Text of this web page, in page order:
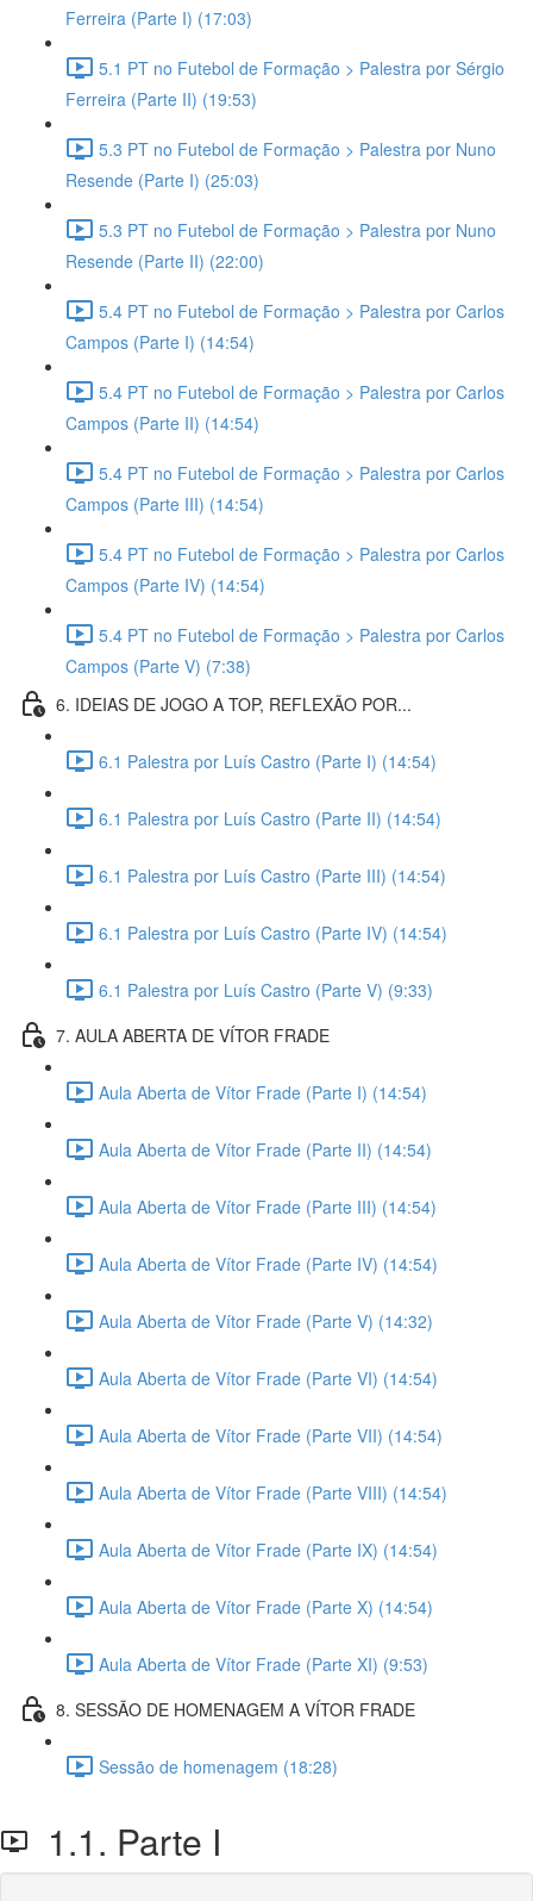
Ferreira (Parte I) (17:03)
5.1 PT no Futebol de Formação > Palestra por Sérgio
Ferreira (Parte II) (19:53)
5.3 PT no Futebol de Formação > Palestra por Nuno
Resende (Parte I) (25:03)
5.3 PT no Futebol de Formação > Palestra por Nuno
Resende (Parte II) (22:00)
5.4 PT no Futebol de Formação > Palestra por Carlos
Campos (Parte I) (14:54)
5.4 PT no Futebol de Formação > Palestra por Carlos
Campos (Parte II) (14:54)
5.4 PT no Futebol de Formação > Palestra por Carlos
Campos (Parte III) (14:54)
5.4 PT no Futebol de Formação > Palestra por Carlos
Campos (Parte IV) (14:54)
5.4 PT no Futebol de Formação > Palestra por Carlos
Campos (Parte V) (7:38)
6. IDEIAS DE JOGO A TOP, REFLEXÃO POR...
6.1 Palestra por Luís Castro (Parte I) (14:54)
6.1 Palestra por Luís Castro (Parte II) (14:54)
6.1 Palestra por Luís Castro (Parte III) (14:54)
6.1 Palestra por Luís Castro (Parte IV) (14:54)
6.1 Palestra por Luís Castro (Parte V) (9:33)
7. AULA ABERTA DE VÍTOR FRADE
Aula Aberta de Vítor Frade (Parte I) (14:54)
Aula Aberta de Vítor Frade (Parte II) (14:54)
Aula Aberta de Vítor Frade (Parte III) (14:54)
Aula Aberta de Vítor Frade (Parte IV) (14:54)
Aula Aberta de Vítor Frade (Parte V) (14:32)
Aula Aberta de Vítor Frade (Parte VI) (14:54)
Aula Aberta de Vítor Frade (Parte VII) (14:54)
Aula Aberta de Vítor Frade (Parte VIII) (14:54)
Aula Aberta de Vítor Frade (Parte IX) (14:54)
Aula Aberta de Vítor Frade (Parte X) (14:54)
Aula Aberta de Vítor Frade (Parte XI) (9:53)
8. SESSÃO DE HOMENAGEM A VÍTOR FRADE
Sessão de homenagem (18:28)
1.1. Parte I